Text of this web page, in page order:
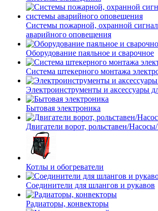
Системы пожарной, охранной
аварийного оповещения
Оборудование паяльное и сварочное
Система штекерного монтажа
Электроинструменты и аксессуары
Бытовая электроника
Двигатели ворот, рольставен/
Котлы и обогреватели
Соединители для шлангов и рукавов
Радиаторы, конвекторы